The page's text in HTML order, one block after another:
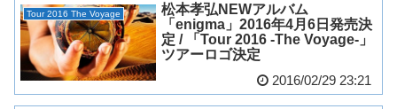
Tour 2016 The Voyage
松本孝弘NEWアルバム
「enigma」2016年4月6日発売決
定 / 「Tour 2016 -The Voyage-」
ツアーロゴ決定
2016/02/29 23:21